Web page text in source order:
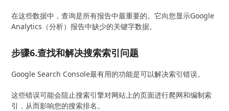
在这些数据中，查询是所有报告中最重要的。它向您显示Google
Analytics（分析）报告中缺少的关键字数据。
步骤6.查找和解决搜索索引问题
Google Search Console最有用的功能是可以解决索引错误。
这些错误可能会阻止搜索引擎对网站上的页面进行爬网和编制索
引，从而影响您的搜索排名。